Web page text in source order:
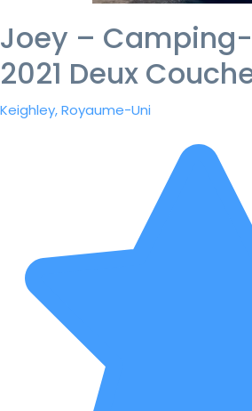
Joey –
2021 Deux
Keighley, Royaume-Uni